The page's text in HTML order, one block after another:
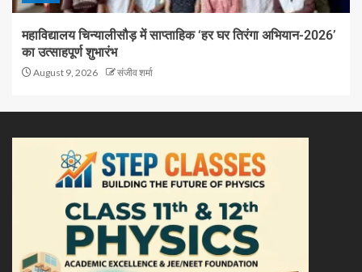
महाविद्यालय चिन्यालीसौड़ में साप्ताहिक ‘हर घर तिरंगा अभियान-2026’
का उत्साहपूर्ण शुभारंभ
August 9, 2026 संजीव शर्मा